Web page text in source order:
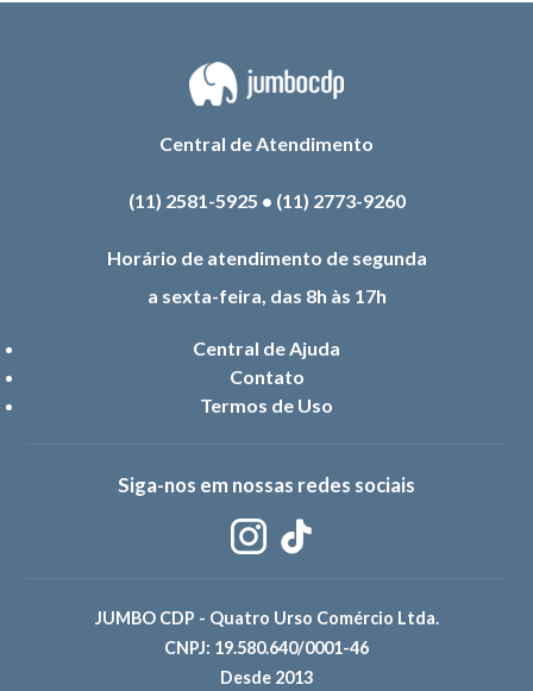
Central de Atendimento
(11) 2581-5925 • (11) 2773-9260
Horário de atendimento de segunda
a sexta-feira, das 8h às 17h
Central de Ajuda
Contato
Termos de Uso
Siga-nos em nossas redes sociais
JUMBO CDP - Quatro Urso Comércio Ltda.
CNPJ: 19.580.640/0001-46
Desde 2013